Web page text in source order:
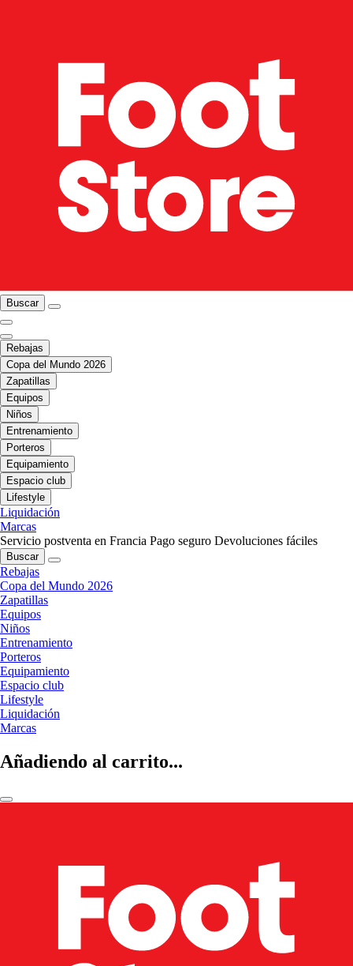
Buscar
Rebajas
Copa del Mundo 2026
Zapatillas
Equipos
Niños
Entrenamiento
Porteros
Equipamiento
Espacio club
Lifestyle
Liquidación
Marcas
Servicio postventa en Francia Pago seguro Devoluciones fáciles
Buscar
Rebajas
Copa del Mundo 2026
Zapatillas
Equipos
Niños
Entrenamiento
Porteros
Equipamiento
Espacio club
Lifestyle
Liquidación
Marcas
Añadiendo al carrito...